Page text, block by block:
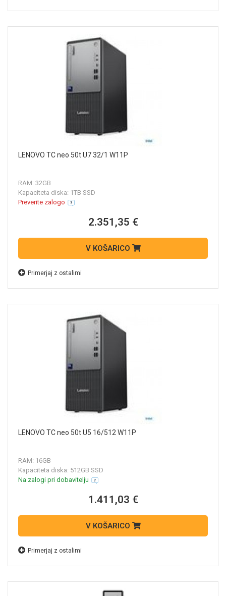
LENOVO TC neo 50t U7 32/1 W11P
RAM: 32GB
Kapaciteta diska: 1TB SSD
Preverite zalogo
2.351,35 €
V KOŠARICO
Primerjaj z ostalimi
LENOVO TC neo 50t U5 16/512 W11P
RAM: 16GB
Kapaciteta diska: 512GB SSD
Na zalogi pri dobavitelju
1.411,03 €
V KOŠARICO
Primerjaj z ostalimi